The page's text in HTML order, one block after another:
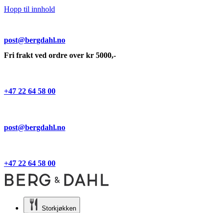
Hopp til innhold
post@bergdahl.no
Fri frakt ved ordre over kr 5000,-
+47 22 64 58 00
post@bergdahl.no
+47 22 64 58 00
Storkjøkken